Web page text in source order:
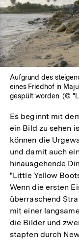
Aufgrund des
eines Friedhof in
gespült worden. (©
Es beginnt mit
ein Bild zu sehen
können die
und damit auch
hinausgehende
"Little Yellow
Wenn die ersten
überraschend
mit einer
die Bilder und
stapfen durch